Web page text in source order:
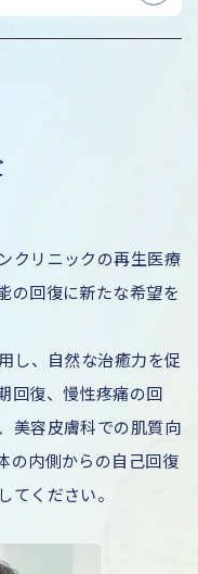
クリニックの再生医療
の回復に新たな希望を
し、自然な治癒力を促
回復、慢性疼痛の回
美容皮膚科での肌質向
の内側からの自己回復
てください。